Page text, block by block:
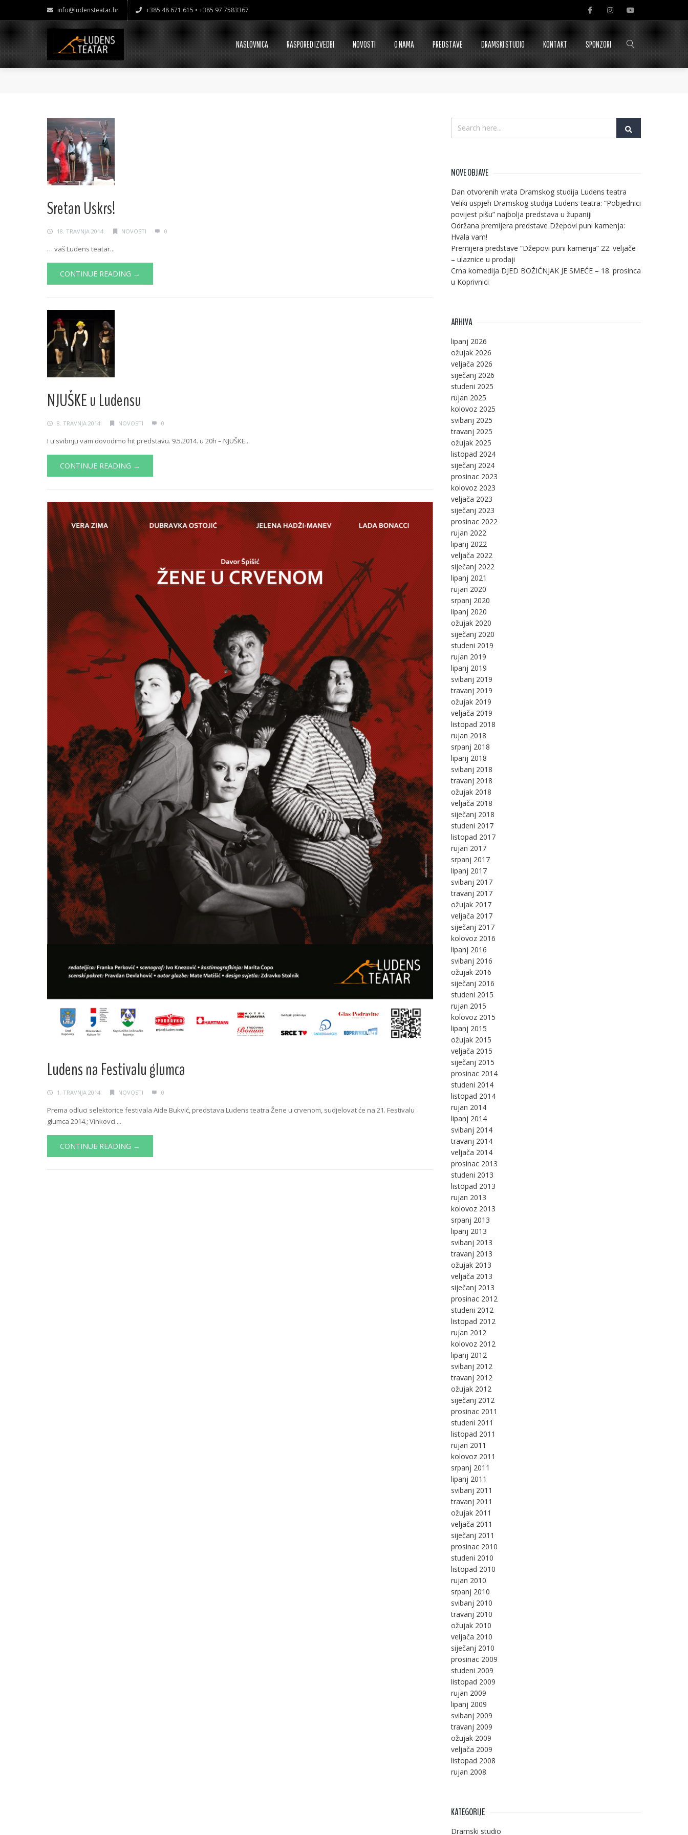
info@ludensteatar.hr +385 48 671 615 • +385 97 7583367
NASLOVNICA RASPORED IZVEDBI NOVOSTI O NAMA PREDSTAVE DRAMSKI STUDIO KONTAKT SPONZORI
Sretan Uskrs!
18. TRAVNJA 2014. NOVOSTI 0
… vaš Ludens teatar...
CONTINUE READING →
NJUŠKE u Ludensu
8. TRAVNJA 2014. NOVOSTI 0
I u svibnju vam dovodimo hit predstavu. 9.5.2014. u 20h – NJUŠKE...
CONTINUE READING →
Ludens na Festivalu glumca
1. TRAVNJA 2014. NOVOSTI 0
Prema odluci selektorice festivala Aide Bukvić, predstava Ludens teatra Žene u crvenom, sudjelovat će na 21. Festivalu
glumca 2014.; Vinkovci....
CONTINUE READING →
NOVE OBJAVE
Dan otvorenih vrata Dramskog studija Ludens teatra
Veliki uspjeh Dramskog studija Ludens teatra: “Pobjednici
povijest pišu” najbolja predstava u županiji
Održana premijera predstave Džepovi puni kamenja:
Hvala vam!
Premijera predstave “Džepovi puni kamenja” 22. veljače
– ulaznice u prodaji
Crna komedija DJED BOŽIĆNJAK JE SMEĆE – 18. prosinca
u Koprivnici
ARHIVA
lipanj 2026
ožujak 2026
veljača 2026
siječanj 2026
studeni 2025
rujan 2025
kolovoz 2025
svibanj 2025
travanj 2025
ožujak 2025
listopad 2024
siječanj 2024
prosinac 2023
kolovoz 2023
veljača 2023
siječanj 2023
prosinac 2022
rujan 2022
lipanj 2022
veljača 2022
siječanj 2022
lipanj 2021
rujan 2020
srpanj 2020
lipanj 2020
ožujak 2020
siječanj 2020
studeni 2019
rujan 2019
lipanj 2019
svibanj 2019
travanj 2019
ožujak 2019
veljača 2019
listopad 2018
rujan 2018
srpanj 2018
lipanj 2018
svibanj 2018
travanj 2018
ožujak 2018
veljača 2018
siječanj 2018
studeni 2017
listopad 2017
rujan 2017
srpanj 2017
lipanj 2017
svibanj 2017
travanj 2017
ožujak 2017
veljača 2017
siječanj 2017
kolovoz 2016
lipanj 2016
svibanj 2016
ožujak 2016
siječanj 2016
studeni 2015
rujan 2015
kolovoz 2015
lipanj 2015
ožujak 2015
veljača 2015
siječanj 2015
prosinac 2014
studeni 2014
listopad 2014
rujan 2014
lipanj 2014
svibanj 2014
travanj 2014
veljača 2014
prosinac 2013
studeni 2013
listopad 2013
rujan 2013
kolovoz 2013
srpanj 2013
lipanj 2013
svibanj 2013
travanj 2013
ožujak 2013
veljača 2013
siječanj 2013
prosinac 2012
studeni 2012
listopad 2012
rujan 2012
kolovoz 2012
lipanj 2012
svibanj 2012
travanj 2012
ožujak 2012
siječanj 2012
prosinac 2011
studeni 2011
listopad 2011
rujan 2011
kolovoz 2011
srpanj 2011
lipanj 2011
svibanj 2011
travanj 2011
ožujak 2011
veljača 2011
siječanj 2011
prosinac 2010
studeni 2010
listopad 2010
rujan 2010
srpanj 2010
svibanj 2010
travanj 2010
ožujak 2010
veljača 2010
siječanj 2010
prosinac 2009
studeni 2009
listopad 2009
rujan 2009
lipanj 2009
svibanj 2009
travanj 2009
ožujak 2009
veljača 2009
listopad 2008
rujan 2008
KATEGORIJE
Dramski studio